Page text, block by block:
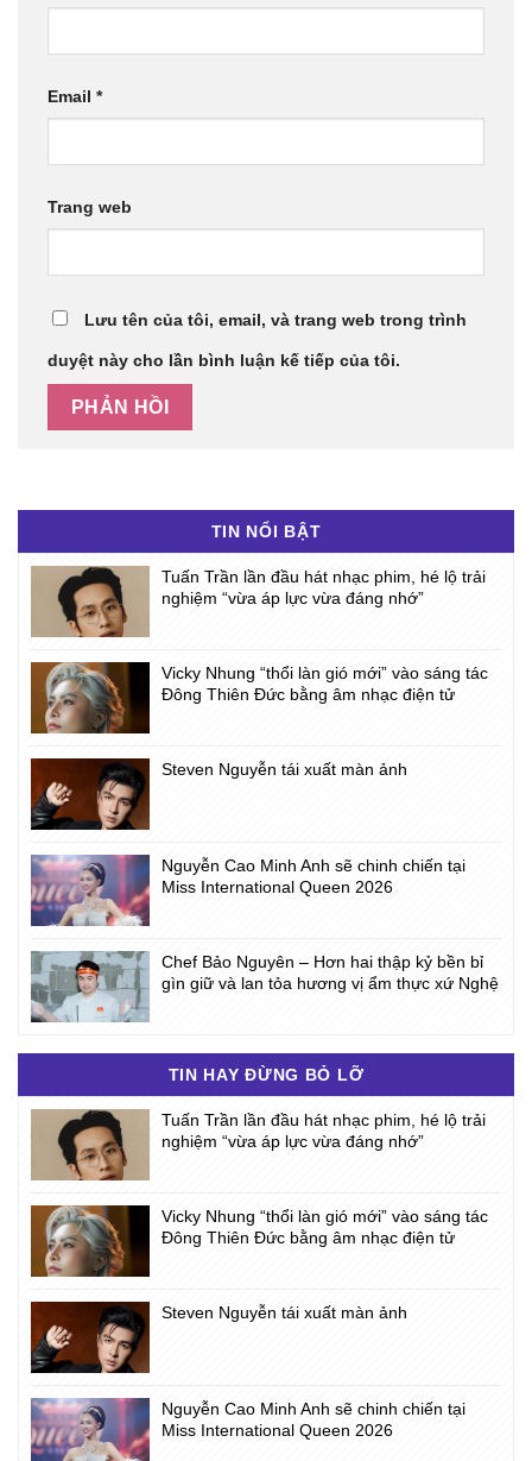
Email *
Trang web
Lưu tên của tôi, email, và trang web trong trình
duyệt này cho lần bình luận kế tiếp của tôi.
TIN NỔI BẬT
Tuấn Trần lần đầu hát nhạc phim, hé lộ trải
nghiệm “vừa áp lực vừa đáng nhớ”
Vicky Nhung “thổi làn gió mới” vào sáng tác
Đông Thiên Đức bằng âm nhạc điện tử
Steven Nguyễn tái xuất màn ảnh
Nguyễn Cao Minh Anh sẽ chinh chiến tại
Miss International Queen 2026
Chef Bảo Nguyên – Hơn hai thập kỷ bền bỉ
gìn giữ và lan tỏa hương vị ẩm thực xứ Nghệ
TIN HAY ĐỪNG BỎ LỠ
Tuấn Trần lần đầu hát nhạc phim, hé lộ trải
nghiệm “vừa áp lực vừa đáng nhớ”
Vicky Nhung “thổi làn gió mới” vào sáng tác
Đông Thiên Đức bằng âm nhạc điện tử
Steven Nguyễn tái xuất màn ảnh
Nguyễn Cao Minh Anh sẽ chinh chiến tại
Miss International Queen 2026